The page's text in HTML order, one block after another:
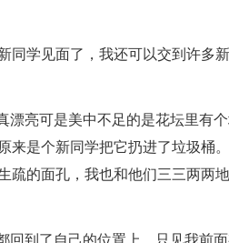
同学见面了，我还可以交到许多
亮可是美中不足的是花坛里有个
来是个新同学把它扔进了垃圾桶
疏的面孔，我也和他们三三两两
到了自己的位置上，只见我前面